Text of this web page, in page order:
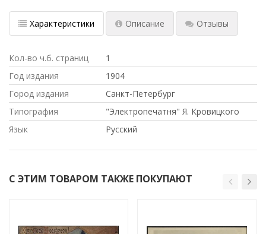
Характеристики Описание Отзывы
Кол-во ч.б. страниц
1
Год издания
1904
Город издания
Санкт-Петербург
Типография
"Электропечатня" Я. Кровицкого
Язык
Русский
С ЭТИМ ТОВАРОМ ТАКЖЕ ПОКУПАЮТ